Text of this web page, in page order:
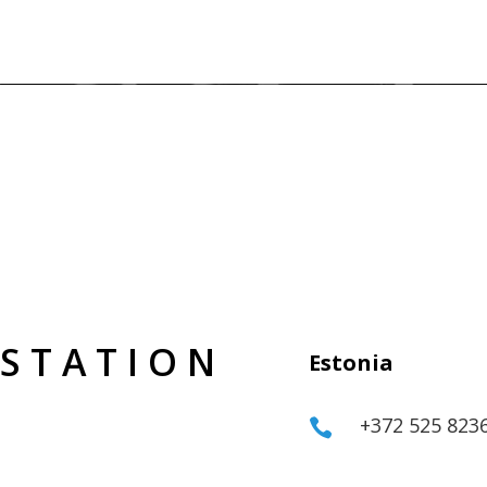
S T A T I O N Estonia
 +372 525